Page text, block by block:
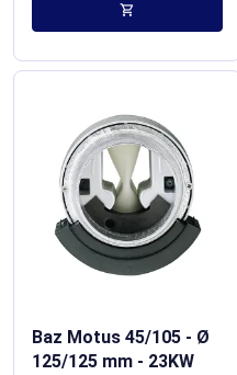
shopping_cart
Baz Motus 45/105 - Ø
125/125 mm - 23KW